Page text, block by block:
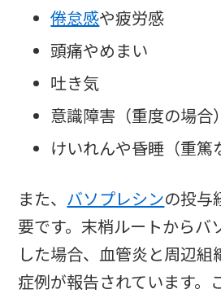
倦怠感や疲労感
頭痛やめまい
吐き気
意識障害（重度の場合）
けいれんや昏睡（重篤
また、 バソプレシンの投与
要です。末梢ルートからバ
した場合、血管炎と周辺組
症例が報告されています。